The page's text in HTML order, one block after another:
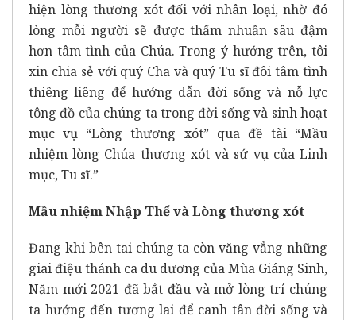
hiện lòng thương xót đối với nhân loại, nhờ đó
lòng mỗi người sẽ được thấm nhuần sâu đậm
hơn tâm tình của Chúa. Trong ý hướng trên, tôi
xin chia sẻ với quý Cha và quý Tu sĩ đôi tâm tình
thiêng liêng để hướng dẫn đời sống và nỗ lực
tông đồ của chúng ta trong đời sống và sinh hoạt
mục vụ “Lòng thương xót” qua đề tài “Mầu
nhiệm lòng Chúa thương xót và sứ vụ của Linh
mục, Tu sĩ.”
Mầu nhiệm Nhập Thể và Lòng thương xót
Đang khi bên tai chúng ta còn văng vẳng những
giai điệu thánh ca du dương của Mùa Giáng Sinh,
Năm mới 2021 đã bắt đầu và mở lòng trí chúng
ta hướng đến tương lai để canh tân đời sống và